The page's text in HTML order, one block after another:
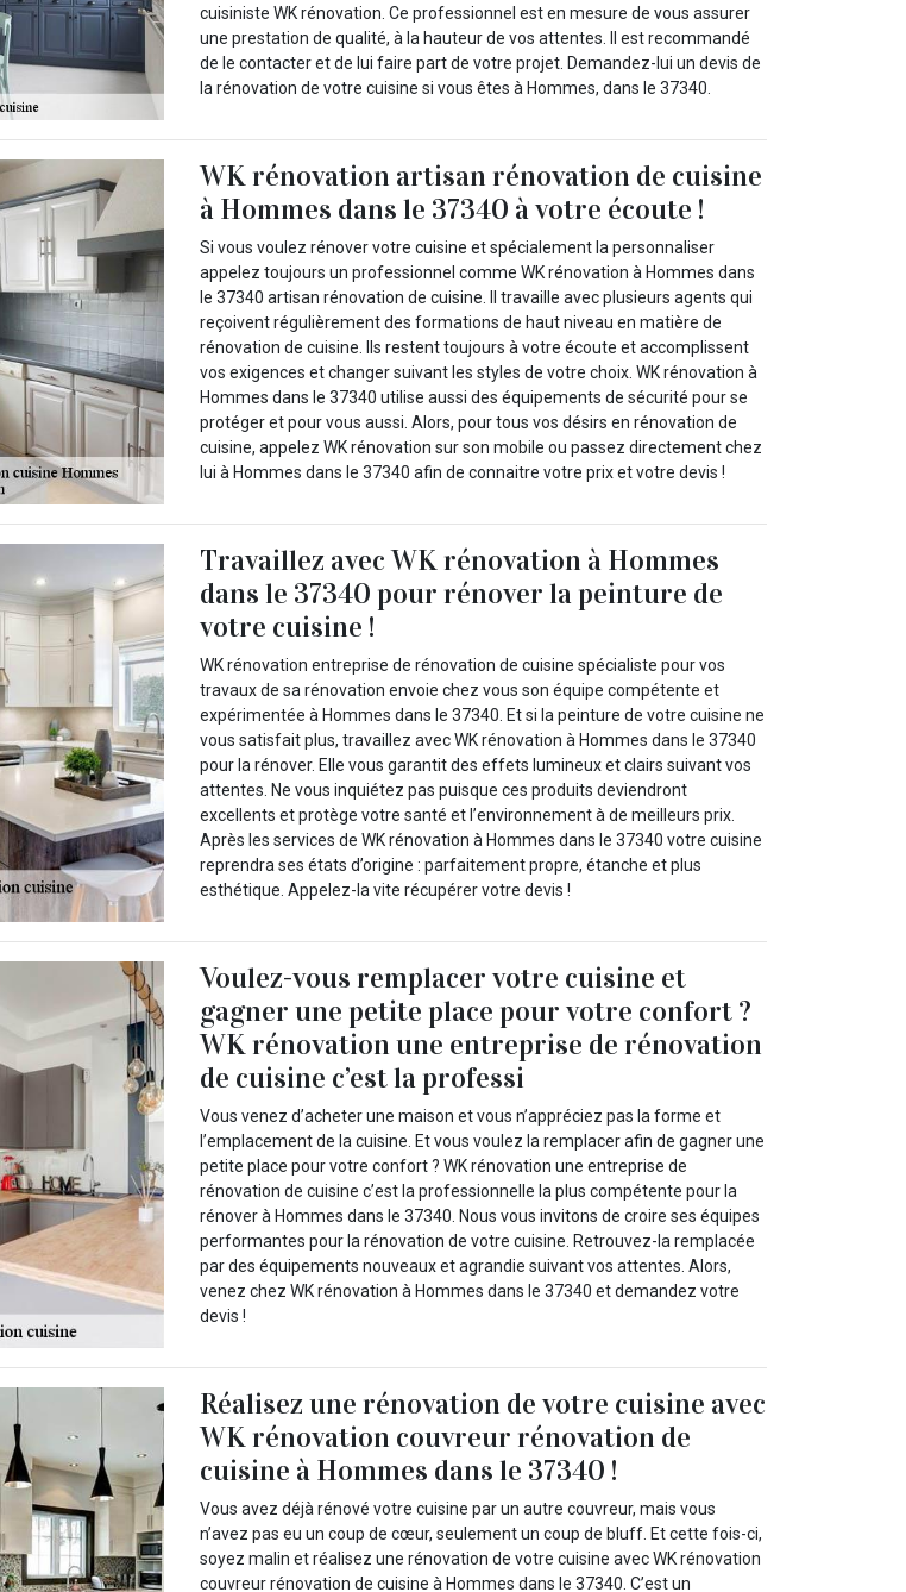
cuisiniste WK rénovation. Ce professionnel est en mesure de vous assurer
une prestation de qualité, à la hauteur de vos attentes. Il est recommandé
de le contacter et de lui faire part de votre projet. Demandez-lui un devis de
la rénovation de votre cuisine si vous êtes à Hommes, dans le 37340.
WK rénovation artisan rénovation de cuisine
à Hommes dans le 37340 à votre écoute !
Si vous voulez rénover votre cuisine et spécialement la personnaliser
appelez toujours un professionnel comme WK rénovation à Hommes dans
le 37340 artisan rénovation de cuisine. Il travaille avec plusieurs agents qui
reçoivent régulièrement des formations de haut niveau en matière de
rénovation de cuisine. Ils restent toujours à votre écoute et accomplissent
vos exigences et changer suivant les styles de votre choix. WK rénovation à
Hommes dans le 37340 utilise aussi des équipements de sécurité pour se
protéger et pour vous aussi. Alors, pour tous vos désirs en rénovation de
cuisine, appelez WK rénovation sur son mobile ou passez directement chez
lui à Hommes dans le 37340 afin de connaitre votre prix et votre devis !
Travaillez avec WK rénovation à Hommes
dans le 37340 pour rénover la peinture de
votre cuisine !
WK rénovation entreprise de rénovation de cuisine spécialiste pour vos
travaux de sa rénovation envoie chez vous son équipe compétente et
expérimentée à Hommes dans le 37340. Et si la peinture de votre cuisine ne
vous satisfait plus, travaillez avec WK rénovation à Hommes dans le 37340
pour la rénover. Elle vous garantit des effets lumineux et clairs suivant vos
attentes. Ne vous inquiétez pas puisque ces produits deviendront
excellents et protège votre santé et l’environnement à de meilleurs prix.
Après les services de WK rénovation à Hommes dans le 37340 votre cuisine
reprendra ses états d’origine : parfaitement propre, étanche et plus
esthétique. Appelez-la vite récupérer votre devis !
Voulez-vous remplacer votre cuisine et
gagner une petite place pour votre confort ?
WK rénovation une entreprise de rénovation
de cuisine c’est la professi
Vous venez d’acheter une maison et vous n’appréciez pas la forme et
l’emplacement de la cuisine. Et vous voulez la remplacer afin de gagner une
petite place pour votre confort ? WK rénovation une entreprise de
rénovation de cuisine c’est la professionnelle la plus compétente pour la
rénover à Hommes dans le 37340. Nous vous invitons de croire ses équipes
performantes pour la rénovation de votre cuisine. Retrouvez-la remplacée
par des équipements nouveaux et agrandie suivant vos attentes. Alors,
venez chez WK rénovation à Hommes dans le 37340 et demandez votre
devis !
Réalisez une rénovation de votre cuisine avec
WK rénovation couvreur rénovation de
cuisine à Hommes dans le 37340 !
Vous avez déjà rénové votre cuisine par un autre couvreur, mais vous
n’avez pas eu un coup de cœur, seulement un coup de bluff. Et cette fois-ci,
soyez malin et réalisez une rénovation de votre cuisine avec WK rénovation
couvreur rénovation de cuisine à Hommes dans le 37340. C’est un